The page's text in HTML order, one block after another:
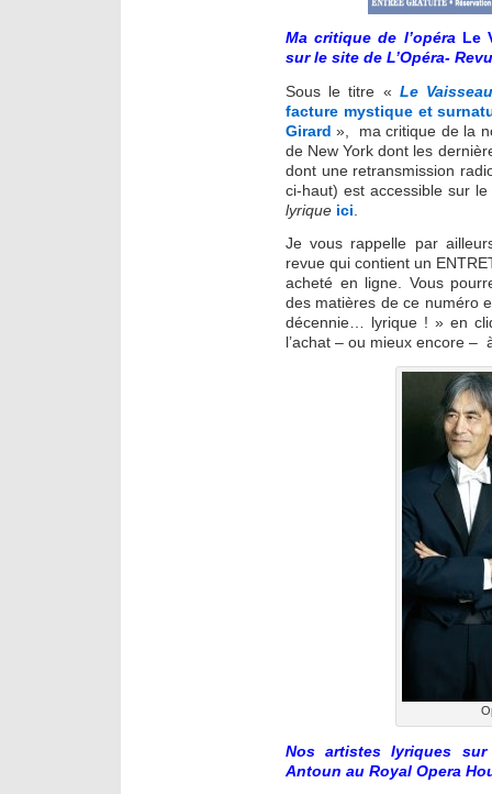
Ma critique de l’opéra Le
sur le site de L’Opéra-
Sous le titre « Le
facture mystique et
Girard », ma critique de la
de New York dont les
dont une retransmission
ci-haut) est accessible sur
lyrique ici
Je vous rappelle par
revue qui contient un
acheté en ligne. Vous
des matières de ce numéro
décennie… lyrique ! » en
l’achat – ou mieux encore –
Nos artistes lyriques
Antoun au Royal Opera